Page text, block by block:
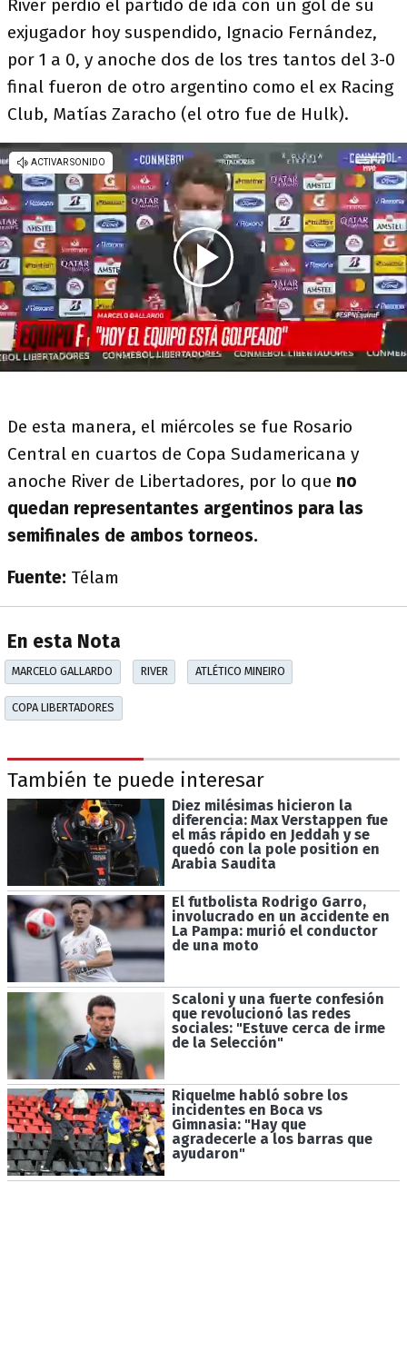
River perdió el partido de ida con un gol de su
exjugador hoy suspendido, Ignacio Fernández,
por 1 a 0, y anoche dos de los tres tantos del 3-0
final fueron de otro argentino como el ex Racing
Club, Matías Zaracho (el otro fue de Hulk).
De esta manera, el miércoles se fue Rosario
Central en cuartos de Copa Sudamericana y
anoche River de Libertadores, por lo que no
quedan representantes argentinos para las
semifinales de ambos torneos.
Fuente: Télam
En esta Nota
MARCELO GALLARDO RIVER ATLÉTICO MINEIRO
COPA LIBERTADORES
También te puede interesar
Diez milésimas hicieron la
diferencia: Max Verstappen fue
el más rápido en Jeddah y se
quedó con la pole position en
Arabia Saudita
El futbolista Rodrigo Garro,
involucrado en un accidente en
La Pampa: murió el conductor
de una moto
Scaloni y una fuerte confesión
que revolucionó las redes
sociales: "Estuve cerca de irme
de la Selección"
Riquelme habló sobre los
incidentes en Boca vs
Gimnasia: "Hay que
agradecerle a los barras que
ayudaron"